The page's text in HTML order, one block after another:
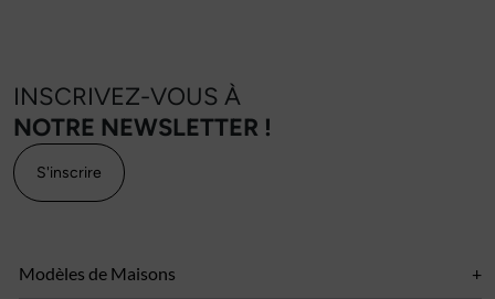
INSCRIVEZ-VOUS À
NOTRE NEWSLETTER !
S'inscrire
Modèles de Maisons